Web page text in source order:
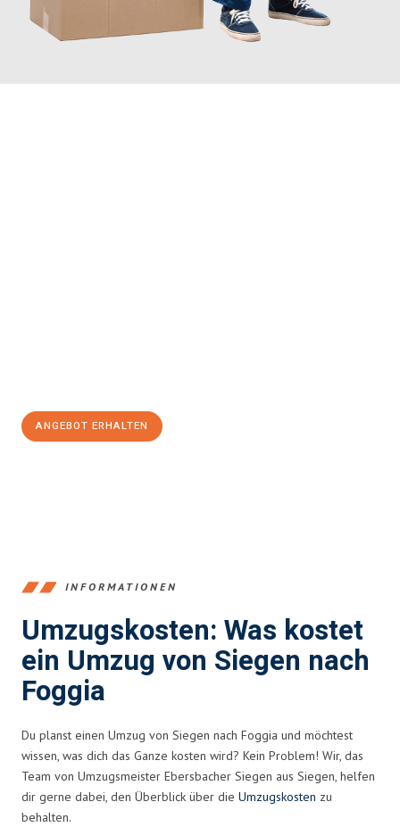
ANGEBOT ERHALTEN
INFORMATIONEN
Umzugskosten: Was kostet
ein Umzug von Siegen nach
Foggia
Du planst einen Umzug von Siegen nach Foggia und möchtest
wissen, was dich das Ganze kosten wird? Kein Problem! Wir, das
Team von Umzugsmeister Ebersbacher Siegen aus Siegen, helfen
dir gerne dabei, den Überblick über die Umzugskosten zu
behalten.